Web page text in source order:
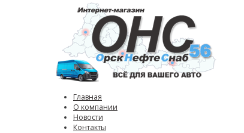
Главная
О компании
Новости
Контакты